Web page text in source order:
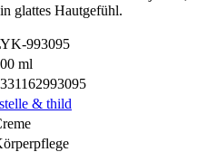
glattes Hautgefühl.
993095
ml
& thild